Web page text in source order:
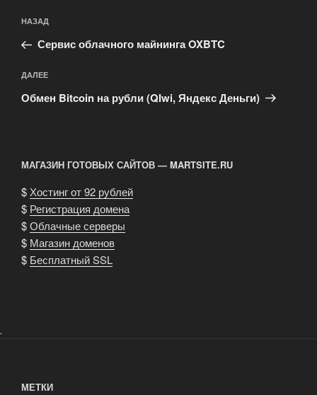
по
записям
Предыдущая
запись:
НАЗАД
Сервис облачного майнинга OXBTC
Следующая
запись
ДАЛЕЕ
Обмен Bitcoin на рубли (QIwi, Яндекс Деньги)
МАГАЗИН ГОТОВЫХ САЙТОВ — MARTSITE.RU
$Хостинг от 92 рублей
$ Регистрация домена
$Облачные серверы
$ Магазин доменов
$ Бесплатный SSL
.
МЕТКИ